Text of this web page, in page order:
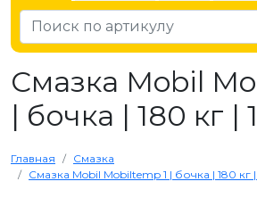
Смазка Mobil
| бочка | 180 кг |
Главная
Смазка
Смазка Mobil Mobiltemp 1 | бочка | 180 кг |